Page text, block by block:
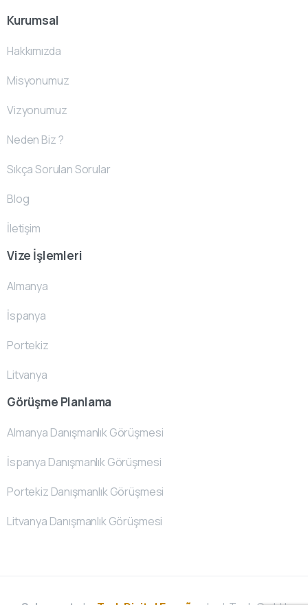
Kurumsal
Hakkımızda
Misyonumuz
Vizyonumuz
Neden Biz ?
Sıkça Sorulan Sorular
Blog
İletişim
Vize İşlemleri
Almanya
İspanya
Portekiz
Litvanya
Görüşme Planlama
Almanya Danışmanlık Görüşmesi
İspanya Danışmanlık Görüşmesi
Portekiz Danışmanlık Görüşmesi
Litvanya Danışmanlık Görüşmesi